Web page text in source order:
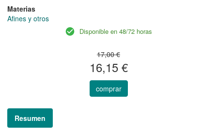
Materias
Afines y otros
Disponible en 48/72 horas
17,00 €
16,15 €
comprar
Resumen